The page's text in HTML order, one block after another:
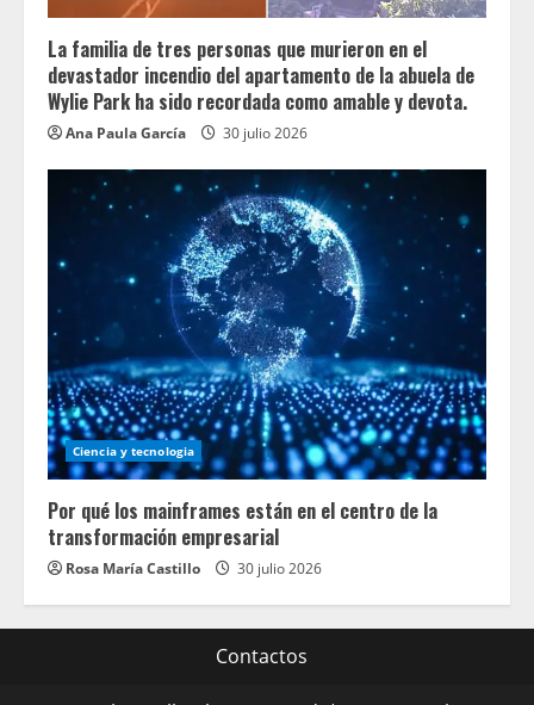
La familia de tres personas que murieron en el
devastador incendio del apartamento de la abuela de
Wylie Park ha sido recordada como amable y devota.
Ana Paula García 30 julio 2026
Ciencia y tecnologia
Por qué los mainframes están en el centro de la
transformación empresarial
Rosa María Castillo 30 julio 2026
Contactos